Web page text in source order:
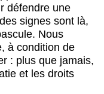
défendre une
signes sont là,
Nous
à condition de
: plus que jamais,
et les droits